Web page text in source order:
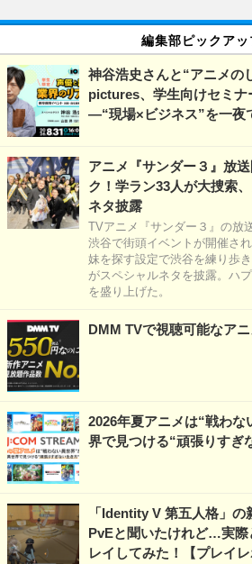
編集部ピックアッ
神谷浩史さんと“アニメの
pictures、学生向けセミ
―“現場×ビジネス”を一夜
アニメ『サンダー３』放
ク！学ラン33人が大捜索
ネタ披露
TVアニメ『サンダー３』の放
渋谷で街頭イベントが開催さ
妹を探す設定で渋谷を練り歩
がスペシャルネタを披露。ハ
を盛り上げた。
DMM TVで視聴可能なアニ
2026年夏アニメは“戦わな
界で見つける“頑張りすぎ
「Identity V 第五人格」
PvEと聞いたけれど…実際
レイしてみた！【プレイレ